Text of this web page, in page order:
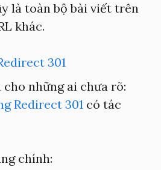
là toàn bộ bài viết trên
khác.
những ai chưa rõ:
Redirect 301 có tác
chính: